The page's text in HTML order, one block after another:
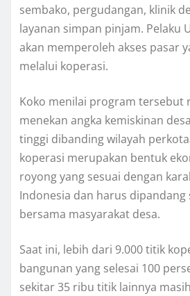
sembako, pergudangan, klinik
layanan simpan pinjam. Pelaku
akan memperoleh akses pasar
melalui koperasi.
Koko menilai program tersebut
menekan angka kemiskinan
tinggi dibanding wilayah
koperasi merupakan bentuk
royong yang sesuai dengan
Indonesia dan harus dipandang
bersama masyarakat desa.
Saat ini, lebih dari 9.000 titik
bangunan yang selesai 100
sekitar 35 ribu titik lainnya